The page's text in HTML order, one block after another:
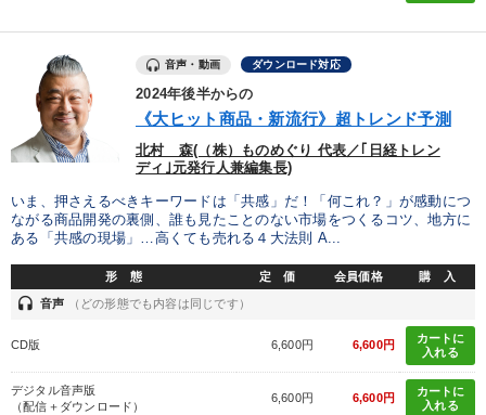
音声・動画 ダウンロード対応
2024年後半からの
《大ヒット商品・新流行》超トレンド予測
北村 森(（株）ものめぐり 代表／｢日経トレン
ディ｣元発行人兼編集長)
いま、押さえるべきキーワードは「共感」だ！「何これ？」が感動につ
ながる商品開発の裏側、誰も見たことのない市場をつくるコツ、地方に
ある「共感の現場」…高くても売れる４大法則 A...
形 態 定 価 会員価格 購 入
headset 音声 （どの形態でも内容は同じです）
CD版 6,600円 6,600円
カートに
入れる
デジタル音声版
（配信＋ダウンロード）
6,600円 6,600円
カートに
入れる